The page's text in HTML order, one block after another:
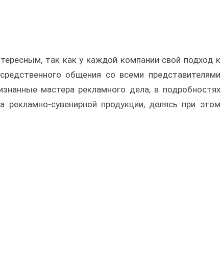
так как у каждой компании свой подход к
общения со всеми представителями
мастера рекламного дела, в подробностях
рекламно-сувенирной продукции, делясь при этом